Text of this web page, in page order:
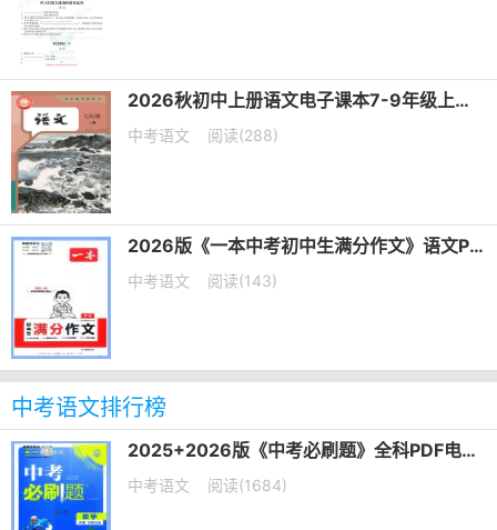
2026秋初中上册语文电子课本7-9年级上册（高清可下载）
中考语文 阅读(288)
2026版《一本中考初中生满分作文》语文PDF电子版下载
中考语文 阅读(143)
中考语文排行榜
2025+2026版《中考必刷题》全科PDF电子版下载
中考语文 阅读(1684)